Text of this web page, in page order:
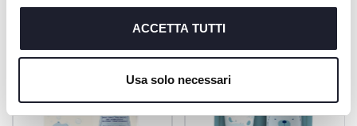
cookie tecnici, indispensabili per fruire del servizio
ACCETTA TUTTI
Usa solo necessari